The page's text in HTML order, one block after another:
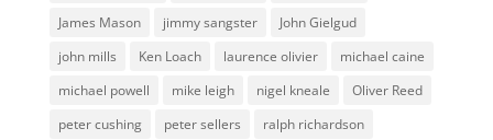
James Mason
jimmy sangster
John Gielgud
john mills
Ken Loach laurence olivier
michael caine
michael powell
mike leigh nigel kneale
Oliver Reed
peter cushing
peter sellers
ralph richardson